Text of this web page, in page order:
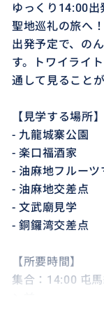
ゆっくり14:00
聖地巡礼の旅へ
出発予定で、の
す。トワイライ
通して見ることが
【見学する場所】
- 九龍城寨公園
- 楽口福酒家
- 油麻地フルーツ
- 油麻地交差点
- 文武廟見学
- 銅鑼湾交差点
【所要時間】
集合：14:00 屯